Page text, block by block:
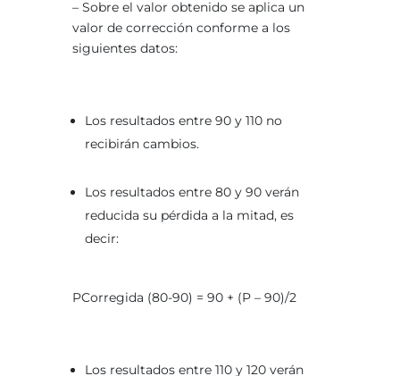
– Sobre el valor obtenido se aplica un
valor de corrección conforme a los
siguientes datos:
Los resultados entre 90 y 110 no
recibirán cambios.
Los resultados entre 80 y 90 verán
reducida su pérdida a la mitad, es
decir:
PCorregida (80-90) = 90 + (P – 90)/2
Los resultados entre 110 y 120 verán